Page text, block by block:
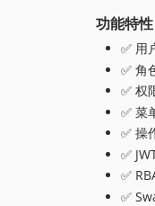
功能特性
✅ 用
✅ 角
✅ 权
✅ 菜
✅ 操
✅
✅
✅